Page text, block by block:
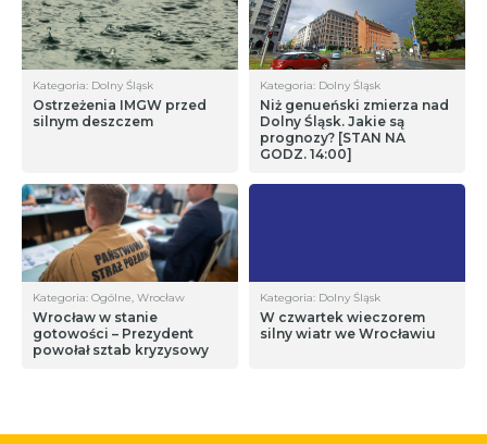
Kategoria: Dolny Śląsk
Ostrzeżenia IMGW przed
silnym deszczem
Kategoria: Dolny Śląsk
Niż genueński zmierza nad
Dolny Śląsk. Jakie są
prognozy? [STAN NA
GODZ. 14:00]
Kategoria: Ogólne, Wrocław
Wrocław w stanie
gotowości – Prezydent
powołał sztab kryzysowy
Kategoria: Dolny Śląsk
W czwartek wieczorem
silny wiatr we Wrocławiu